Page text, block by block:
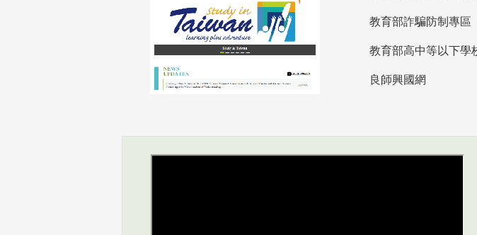
教育部詐騙防制專區
良師興國網